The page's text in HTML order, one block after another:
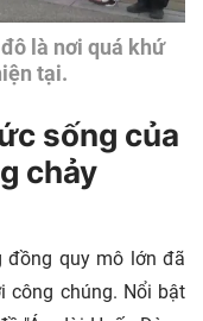
là nơi quá khứ
tại.
sống của
chảy
đồng quy mô lớn đã
công chúng. Nổi bật